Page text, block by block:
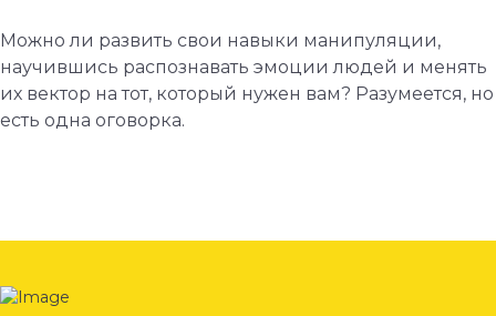
Можно ли развить свои навыки манипуляции,
научившись распознавать эмоции людей и менять
их вектор на тот, который нужен вам? Разумеется, но
есть одна оговорка.